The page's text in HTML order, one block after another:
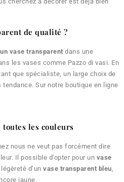
de qualité ?
vase transparent dans une
les vases comme Pazzo di vasi. En
que spécialiste, un large choix de
Sur notre boutique en ligne
toutes les couleurs
nous ne veut pas forcément dire
Il possible d’opter pour un vase
d’un vase transparent bleu,
jaune.